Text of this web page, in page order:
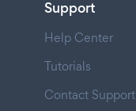
Support
Help Center
Tutorials
Contact Support